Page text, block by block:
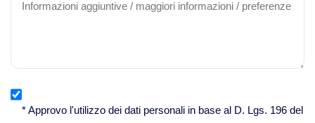
* Approvo l'utilizzo dei dati personali in base al D. Lgs. 196 del